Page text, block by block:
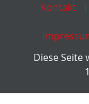
Kontakt
Diese Seite